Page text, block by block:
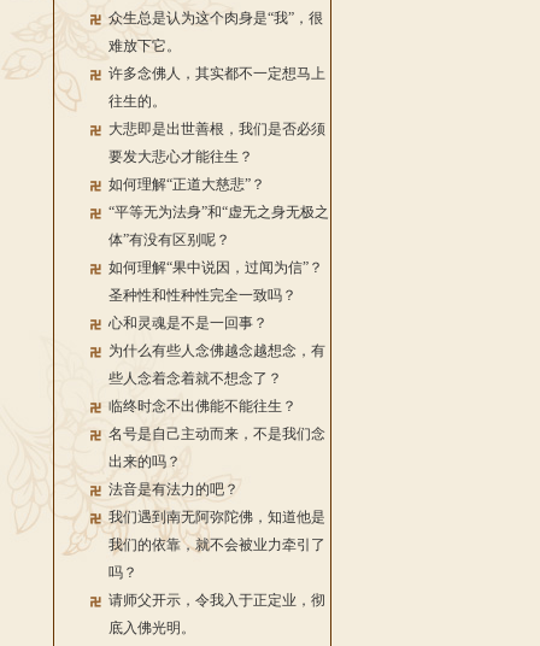
众生总是认为这个肉身是“我”，很
难放下它。
许多念佛人，其实都不一定想马上
往生的。
大悲即是出世善根，我们是否必须
要发大悲心才能往生？
如何理解“正道大慈悲”？
“平等无为法身”和“虚无之身无极之
体”有没有区别呢？
如何理解“果中说因，过闻为信”？
圣种性和性种性完全一致吗？
心和灵魂是不是一回事？
为什么有些人念佛越念越想念，有
些人念着念着就不想念了？
临终时念不出佛能不能往生？
名号是自己主动而来，不是我们念
出来的吗？
法音是有法力的吧？
我们遇到南无阿弥陀佛，知道他是
我们的依靠，就不会被业力牵引了
吗？
请师父开示，令我入于正定业，彻
底入佛光明。